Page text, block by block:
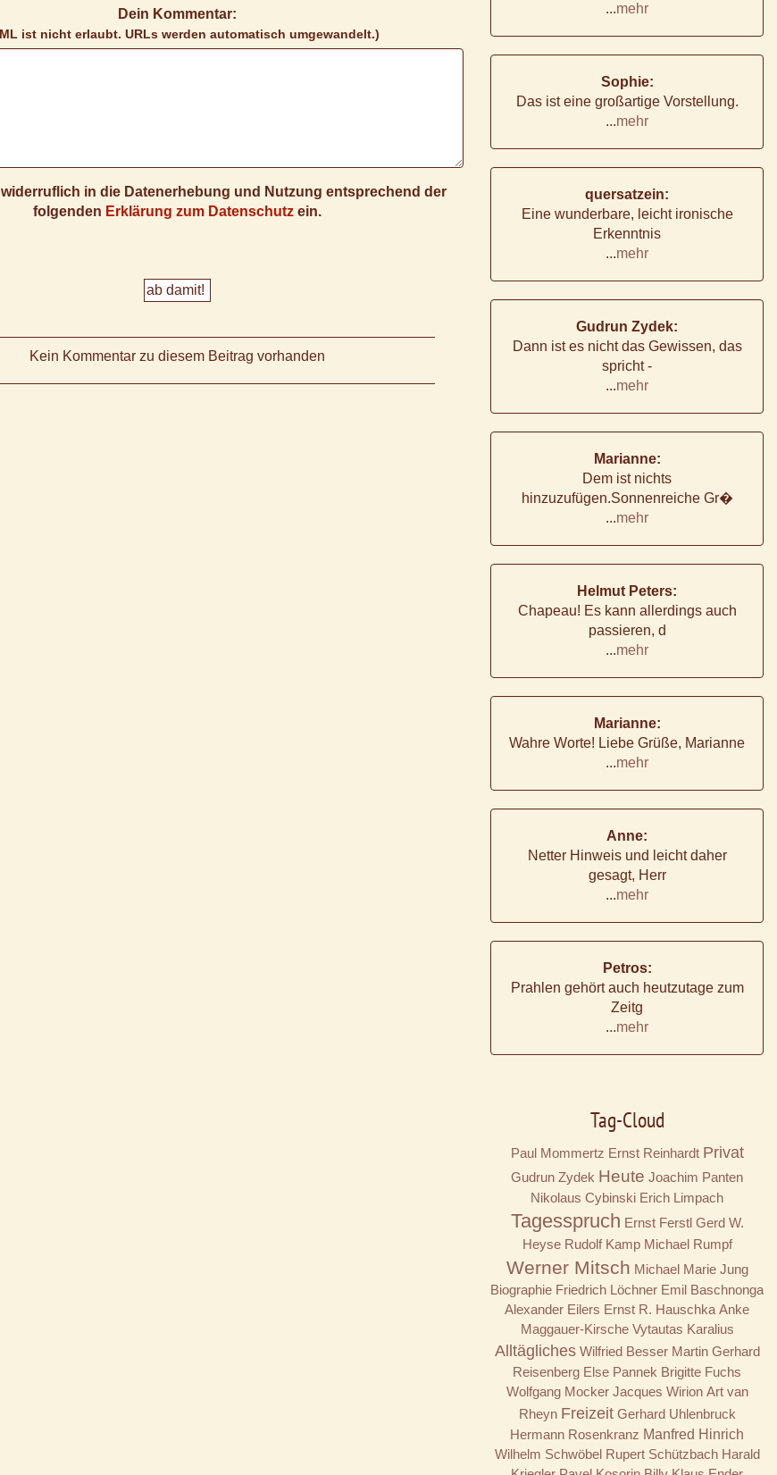
Dein Kommentar:
ist nicht erlaubt. URLs werden automatisch umgewandelt.)
in die Datenerhebung und Nutzung entsprechend der
folgenden Erklärung zum Datenschutzein.
Kein Kommentar zu diesem Beitrag vorhanden
...mehr
Sophie:
Das ist eine großartige Vorstellung.
...mehr
quersatzein:
Eine wunderbare, leicht ironische
Erkenntnis
...mehr
Gudrun Zydek:
Dann ist es nicht das Gewissen, das
spricht -
...mehr
Marianne:
Dem ist nichts
hinzuzufügen.Sonnenreiche Gr�
...mehr
Helmut Peters:
Chapeau! Es kann allerdings auch
passieren, d
...mehr
Marianne:
Wahre Worte! Liebe Grüße, Marianne
...mehr
Anne:
Netter Hinweis und leicht daher
gesagt, Herr
...mehr
Petros:
Prahlen gehört auch heutzutage zum
Zeitg
...mehr
Tag-Cloud
Paul Mommertz Ernst Reinhardt Privat
Gudrun Zydek Heute Joachim Panten
Nikolaus Cybinski Erich Limpach
Tagesspruch Ernst Ferstl Gerd W.
Heyse Rudolf Kamp Michael Rumpf
Werner Mitsch Michael Marie Jung
Biographie Friedrich Löchner Emil Baschnonga
Alexander Eilers Ernst R. Hauschka Anke
Maggauer-Kirsche Vytautas Karalius
Alltägliches Wilfried Besser Martin Gerhard
Reisenberg Else Pannek Brigitte Fuchs
Wolfgang Mocker Jacques Wirion Art van
Rheyn Freizeit Gerhard Uhlenbruck
Hermann Rosenkranz Manfred Hinrich
Wilhelm Schwöbel Rupert Schützbach Harald